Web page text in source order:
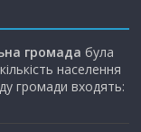
громада була
населення
громади входять: